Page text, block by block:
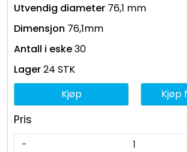
76,1 mm
76,1mm
30
24 STK
Pris
-
Kjøp Kjøp